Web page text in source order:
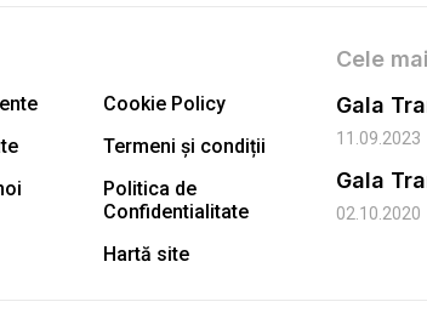
Cookie Policy
Termeni și condiții
Politica de
Confidentialitate
Hartă site
Cele
11.09.2023
Gala
02.10.2020